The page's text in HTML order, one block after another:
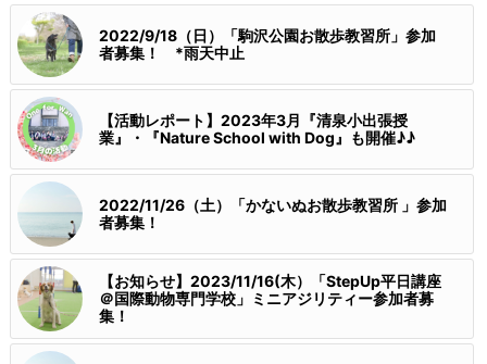
2022/9/18（日）「駒沢公園お散歩教習所」参加
者募集！ *雨天中止
【活動レポート】2023年3月『清泉小出張授
業』・『Nature School with Dog』も開催♪♪
2022/11/26（土）「かないぬお散歩教習所 」参加
者募集！
【お知らせ】2023/11/16(木）「StepUp平日講座
＠国際動物専門学校」ミニアジリティー参加者募
集！